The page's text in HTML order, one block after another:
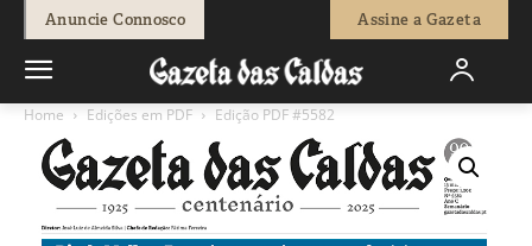
Anuncie Connosco Assine a Gazeta
Home Edições em PDF Edição PDF #5582